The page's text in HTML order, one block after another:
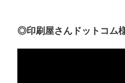
◎印刷屋さんドットコム